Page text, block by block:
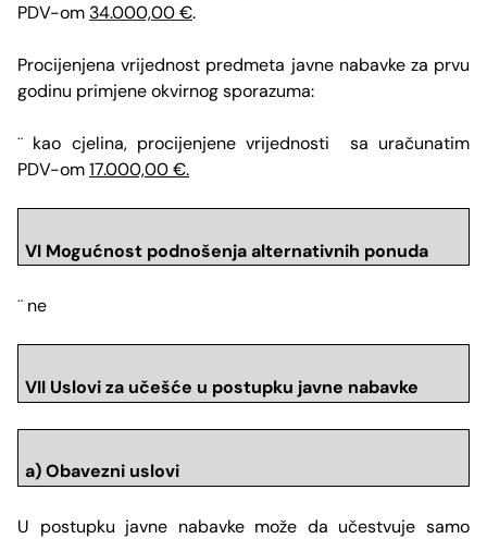
PDV-om 34.000,00 €.
Procijenjena vrijednost predmeta javne nabavke za prvu
godinu primjene okvirnog sporazuma:
¨ kao cjelina, procijenjene vrijednosti sa uračunatim
PDV-om17.000,00 €.
VI Mogućnost podnošenja alternativnih ponuda
¨ ne
VII Uslovi za učešće u postupku javne nabavke
a) Obavezni uslovi
U postupku javne nabavke može da učestvuje samo